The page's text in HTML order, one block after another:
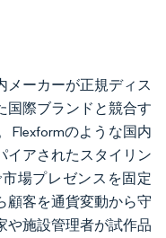
メーカーが正規ディス
国際ブランドと競合す
Flexformのような国内
イアされたスタイリン
場プレゼンスを固定
顧客を通貨変動から守
や施設管理者が試作品